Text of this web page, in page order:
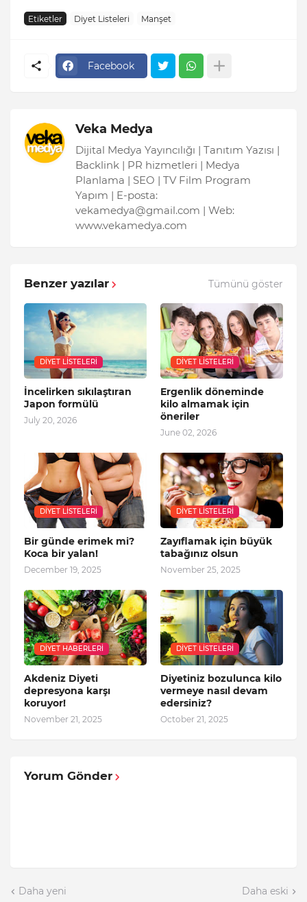
Etiketler Diyet Listeleri Manşet
Facebook
Veka Medya
Dijital Medya Yayıncılığı | Tanıtım Yazısı |
Backlink | PR hizmetleri | Medya
Planlama | SEO | TV Film Program
Yapım | E-posta:
vekamedya@gmail.com | Web:
www.vekamedya.com
Benzer yazılar Tümünü göster
DIYET LISTELERI
İncelirken sıkılaştıran
Japon formülü
July 20, 2026
DIYET LISTELERI
Ergenlik döneminde
kilo almamak için
öneriler
June 02, 2026
DIYET LISTELERI
Bir günde erimek mi?
Koca bir yalan!
December 19, 2025
DIYET LISTELERI
Zayıflamak için büyük
tabağınız olsun
November 25, 2025
DIYET HABERLERI
Akdeniz Diyeti
depresyona karşı
koruyor!
November 21, 2025
DIYET LISTELERI
Diyetiniz bozulunca kilo
vermeye nasıl devam
edersiniz?
October 21, 2025
Yorum Gönder
Daha yeni Daha eski